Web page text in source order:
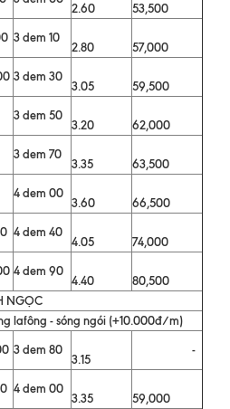
2.60
53,500
3 dem 10
2.80
57,000
3 dem 30
3.05
59,500
3 dem 50
3.20
62,000
3 dem 70
3.35
63,500
4 dem 00
3.60
66,500
4 dem 40
4.05
74,000
4 dem 90
4.40
80,500
NGỌC
lafông - sóng ngói (+10.000đ/m)
3 dem 80
3.15
-
4 dem 00
3.35
59,000